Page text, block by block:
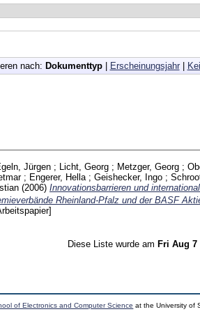
nach: Dokumenttyp| Erscheinungsjahr|
Jürgen ; Licht, Georg ; Metzger, Georg ;
; Engerer, Hella ; Geishecker, Ingo ;
(2006) Innovationsbarrieren und
Rheinland-Pfalz und der BASF
Diese Liste wurde am Fri Aug 7
of Electronics and Computer Science at the University of